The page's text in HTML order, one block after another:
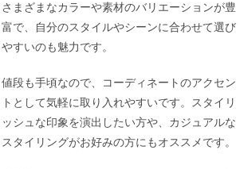
さまざまなカラーや素材のバリエーションが豊
富で、自分のスタイルやシーンに合わせて選び
やすいのも魅力です。
値段も手頃なので、コーディネートのアクセン
トとして気軽に取り入れやすいです。スタイリ
ッシュな印象を演出したい方や、カジュアルな
スタイリングがお好みの方にもオススメです。